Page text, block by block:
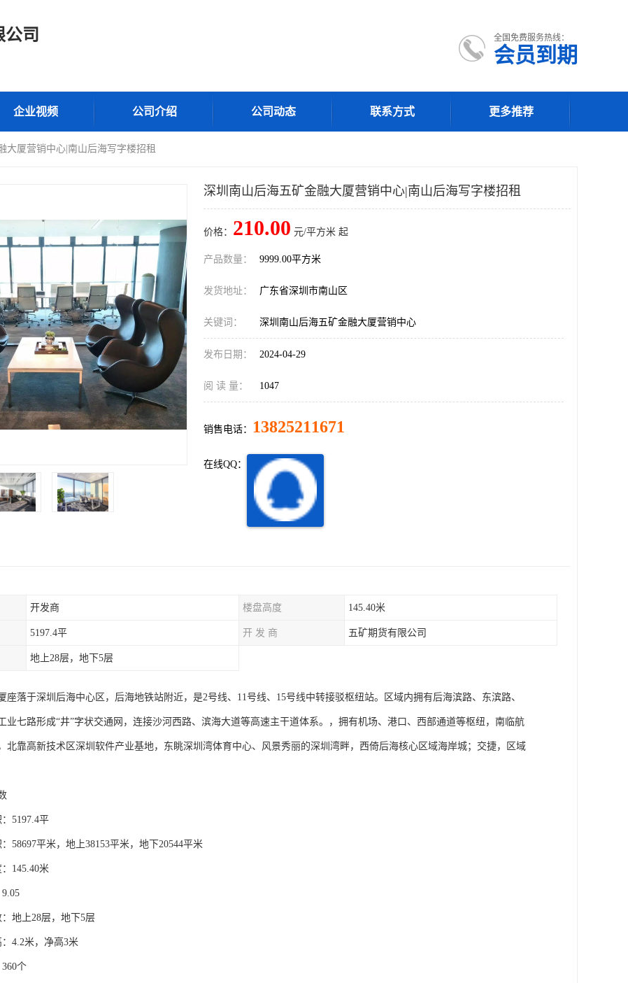
司 全国免费服务热线：
会员到期
企业视频 公司介绍 公司动态 联系方式 更多推荐
大厦营销中心|南山后海写字楼招租
深圳南山后海五矿金融大厦营销中心|南山后海写字楼招租
价格： 210.00 元/平方米 起
产品数量： 9999.00平方米
发货地址： 广东省深圳市南山区
关键词： 深圳南山后海五矿金融大厦营销中心
发布日期： 2024-04-29
阅 读 量： 1047
销售电话： 13825211671
在线QQ：
开发商 楼盘高度 145.40米
5197.4平 开 发 商 五矿期货有限公司
地上28层，地下5层
座落于深圳后海中心区，后海地铁站附近，是2号线、11号线、15号线中转接驳枢纽站。区域内拥有后海滨路、东滨路、
业七路形成“井”字状交通网，连接沙河西路、滨海大道等高速主干道体系。，拥有机场、港口、西部通道等枢纽，南临航
北靠高新技术区深圳软件产业基地，东眺深圳湾体育中心、风景秀丽的深圳湾畔，西倚后海核心区域海岸城；交捷，区域
5197.4平
58697平米，地上38153平米，地下20544平米
145.40米
地上28层，地下5层
4.2米，净高3米
个